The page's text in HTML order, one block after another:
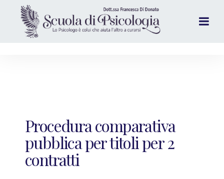
Procedura comparativa
pubblica per titoli per 2
contratti